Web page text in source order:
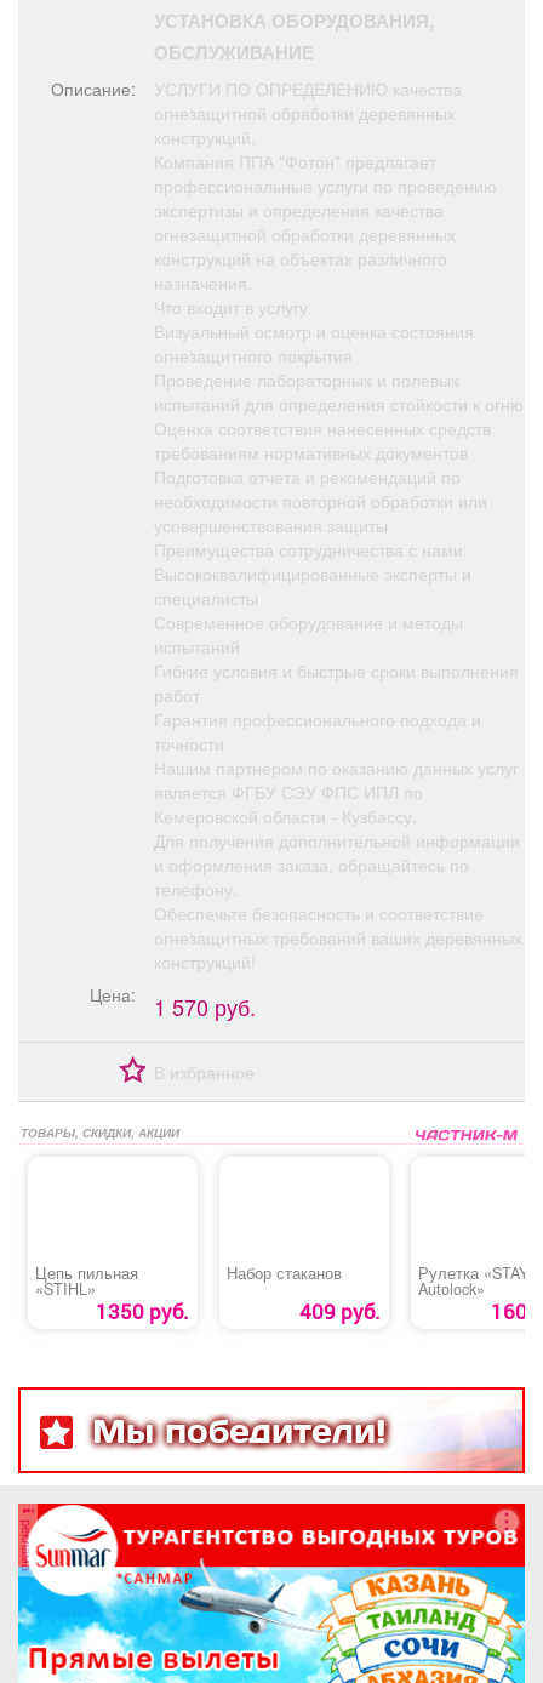
Обучение Проекты
Поздравления
Я - пенсионер
УСТАНОВКА ОБОРУДОВАНИЯ,
ОБСЛУЖИВАНИЕ
Описание:
УСЛУГИ ПО ОПРЕДЕЛЕНИЮ качества
огнезащитной обработки деревянных
конструкций.
Компания ППА "Фотон" предлагает
профессиональные услуги по проведению
экспертизы и определения качества
огнезащитной обработки деревянных
конструкций на объектах различного
назначения.
Что входит в услугу:
Визуальный осмотр и оценка состояния
огнезащитного покрытия
Проведение лабораторных и полевых
испытаний для определения стойкости к огню
Оценка соответствия нанесенных средств
требованиям нормативных документов
Подготовка отчета и рекомендаций по
необходимости повторной обработки или
усовершенствования защиты
Преимущества сотрудничества с нами:
Высококвалифицированные эксперты и
специалисты
Современное оборудование и методы
испытаний
Гибкие условия и быстрые сроки выполнения
работ
Гарантия профессионального подхода и
точности
Нашим партнером по оказанию данных услуг
является ФГБУ СЭУ ФПС ИПЛ по
Кемеровской области - Кузбассу.
Для получения дополнительной информации
и оформления заказа, обращайтесь по
телефону.
Обеспечьте безопасность и соответствие
огнезащитных требований ваших деревянных
конструкций!
Цена:
1 570 руб.
В избранное
ТОВАРЫ, СКИДКИ, АКЦИИ
Цепь пильная
«STIHL»
1350 руб.
Набор стаканов
409 руб.
Рулетка
Autolock»
160
Мы победители!
реклама